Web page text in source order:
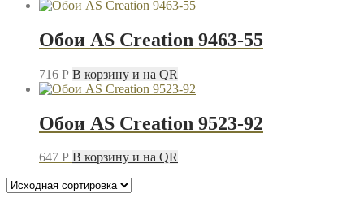
Обои AS Creation 9463-55
716 P В корзину и на QR
Обои AS Creation 9523-92
647 P В корзину и на QR